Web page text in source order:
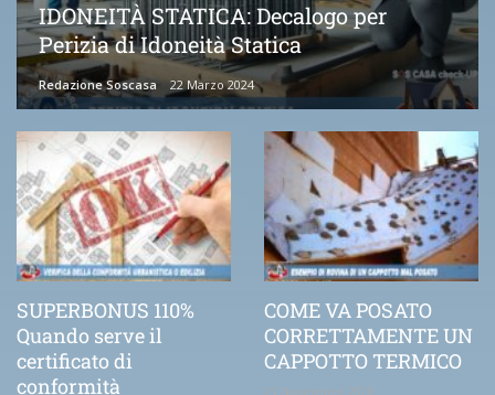
IDONEITÀ STATICA: Decalogo per
Perizia di Idoneità Statica
Redazione Soscasa 22 Marzo 2024
SUPERBONUS 110%
Quando serve il
certificato di
conformità
COME VA POSATO
CORRETTAMENTE UN
CAPPOTTO TERMICO
21 Novembre 2020